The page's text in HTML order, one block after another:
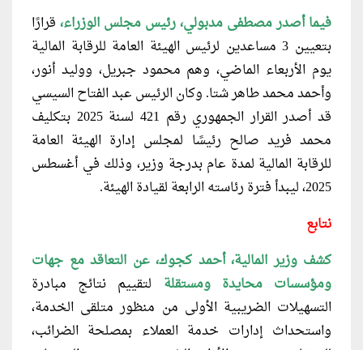
فيما أصدر مصطفى مدبولي، رئيس مجلس الوزراء، قرارًا
بتعيين 3 مساعدين لرئيس الهيئة العامة للرقابة المالية
يوم الأربعاء الماضي، وهم محمود جبريل، ووليد أنور،
وأحمد محمد طاهر شتا. وكان الرئيس عبد الفتاح السيسي
قد أصدر القرار الجمهوري رقم 421 لسنة 2025 بتكليف
محمد فريد صالح رئيسًا لمجلس إدارة الهيئة العامة
للرقابة المالية لمدة عام بدرجة وزير، وذلك في أغسطس
2025، ليبدأ فترة رئاسته الرابعة لقيادة الهيئة
.
نتابع
كشف وزير المالية، أحمد كجوك، عن التعاقد مع جهات
ومؤسسات محايدة ومستقلة لتقييم نتائج مبادرة
التسهيلات الضريبية الأولى من منظور متلقى الخدمة،
واستحداث إدارات خدمة العملاء بمصلحة الضرائب،